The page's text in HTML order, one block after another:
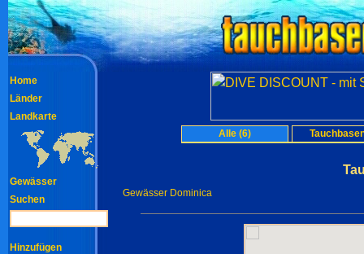
Alle (6)
Gewässer Dominica
Home
Länder
Landkarte
Gewässer
Suchen
Hinzufügen